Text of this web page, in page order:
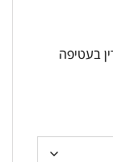
בעטיפה